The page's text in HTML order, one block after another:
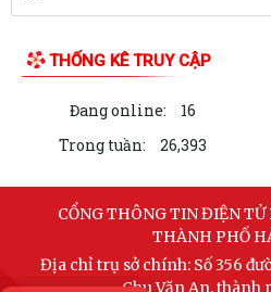
THỐNG KÊ TRUY CẬP
Đang online: 16
Trong tuần:
26,393
CỔNG THÔNG TIN ĐIỆN TỬ
THÀNH PHỐ
Địa chỉ trụ sở chính: Số 356
Chu Văn An, thành